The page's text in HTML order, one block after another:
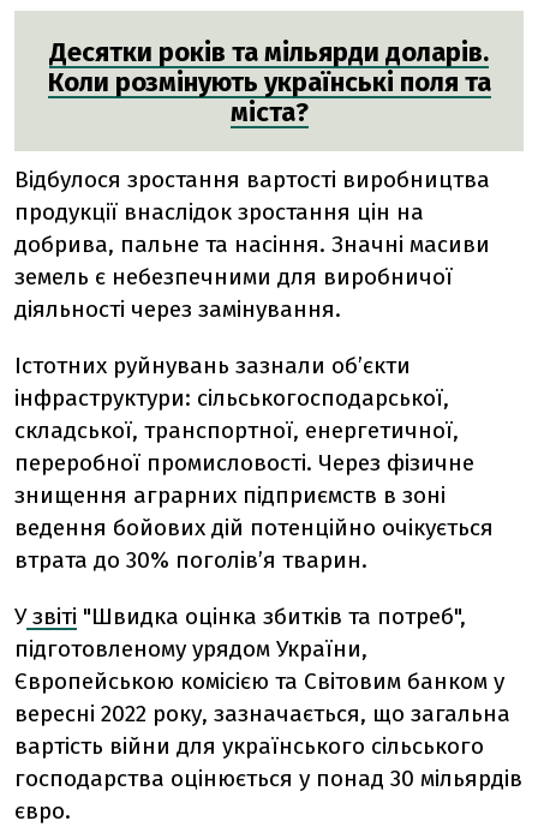
Десятки років та мільярди доларів.
Коли розмінують українські поля та
міста?
Відбулося зростання вартості виробництва
продукції внаслідок зростання цін на
добрива, пальне та насіння. Значні масиви
земель є небезпечними для виробничої
діяльності через замінування.
Істотних руйнувань зазнали об’єкти
інфраструктури: сільськогосподарської,
складської, транспортної, енергетичної,
переробної промисловості. Через фізичне
знищення аграрних підприємств в зоні
ведення бойових дій потенційно очікується
втрата до 30% поголів’я тварин.
У звіті "Швидка оцінка збитків та потреб",
підготовленому урядом України,
Європейською комісією та Світовим банком у
вересні 2022 року, зазначається, що загальна
вартість війни для українського сільського
господарства оцінюється у понад 30 мільярдів
євро.